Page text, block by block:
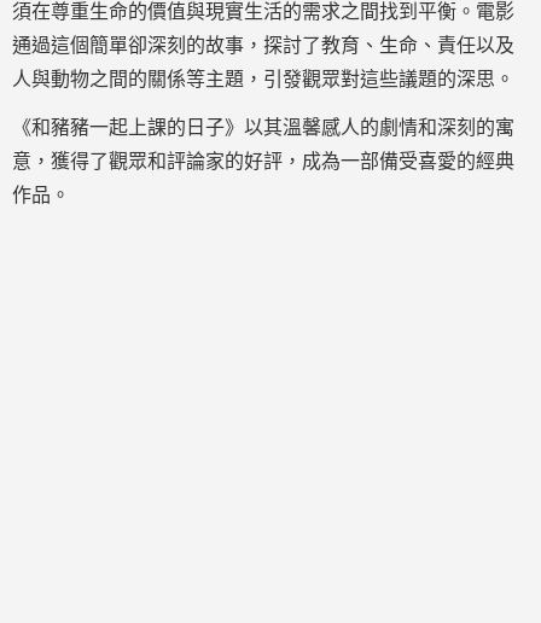
須在尊重生命的價值與現實生活的需求之間找到平衡。電影
通過這個簡單卻深刻的故事，探討了教育、生命、責任以及
人與動物之間的關係等主題，引發觀眾對這些議題的深思。
《和豬豬一起上課的日子》以其溫馨感人的劇情和深刻的寓
意，獲得了觀眾和評論家的好評，成為一部備受喜愛的經典
作品。